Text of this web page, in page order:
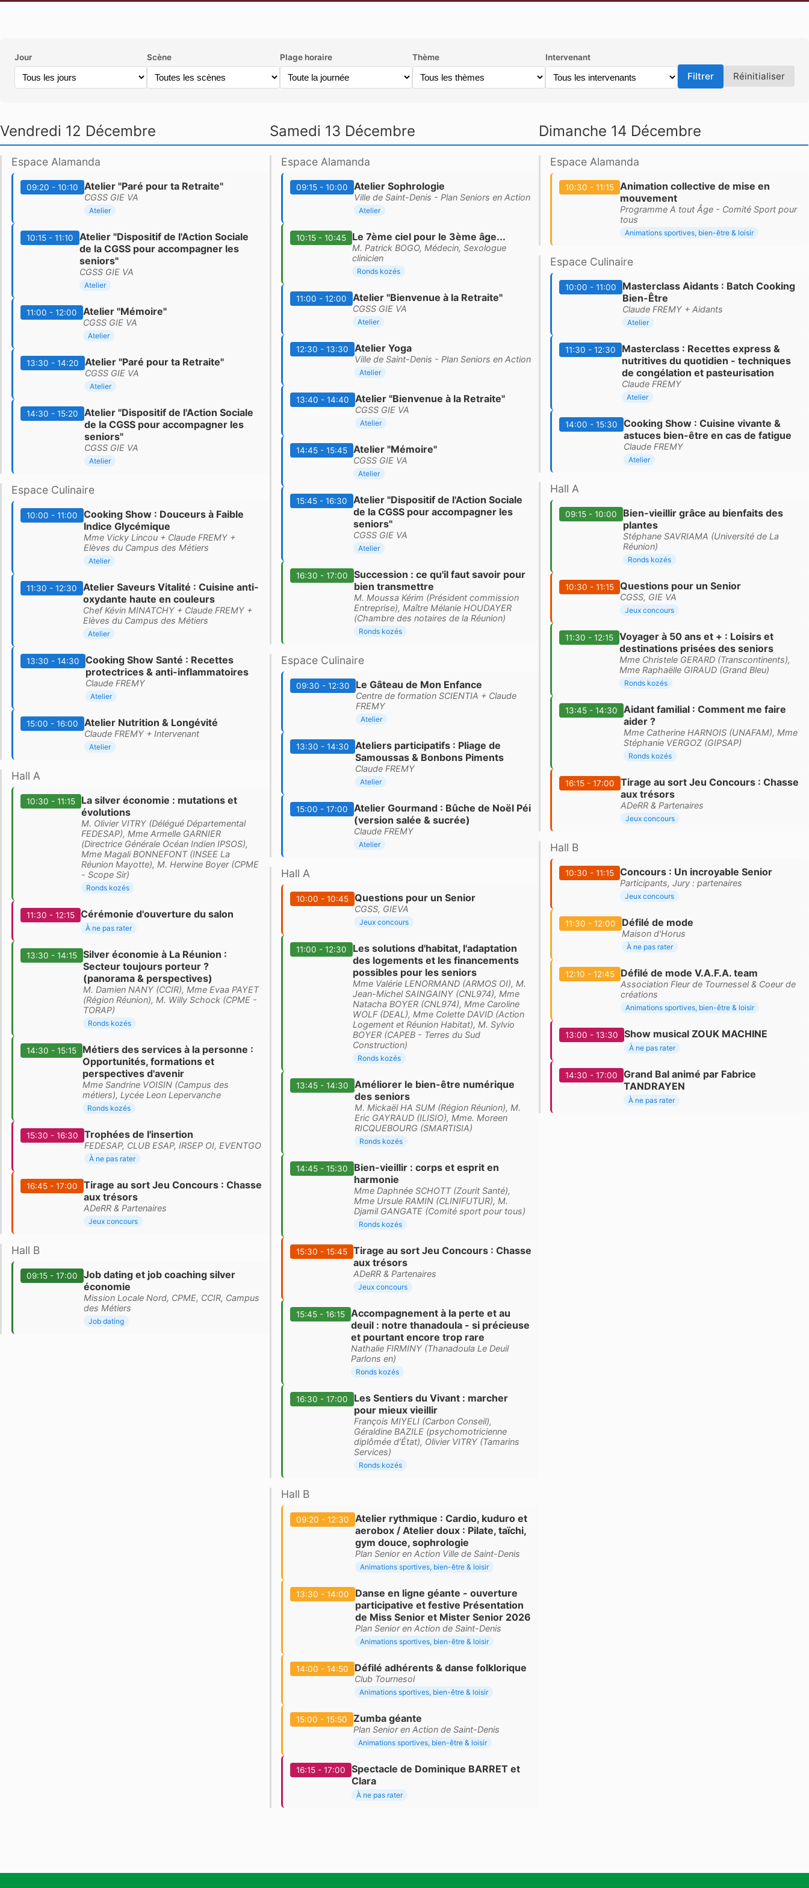
Jour Scène Plage horaire Thème Intervenant
Filtrer Réinitialiser
Vendredi 12 Décembre
Espace Alamanda
09:20 - 10:10 Atelier "Paré pour ta Retraite"
CGSS GIE VA
Atelier
10:15 - 11:10
Atelier "Dispositif de l'Action Sociale
de la CGSS pour accompagner les
seniors"
CGSS GIE VA
Atelier
11:00 - 12:00 Atelier "Mémoire"
CGSS GIE VA
Atelier
13:30 - 14:20 Atelier "Paré pour ta Retraite"
CGSS GIE VA
Atelier
14:30 - 15:20
Atelier "Dispositif de l'Action Sociale
de la CGSS pour accompagner les
seniors"
CGSS GIE VA
Atelier
Espace Culinaire
10:00 - 11:00
Cooking Show : Douceurs à Faible
Indice Glycémique
Mme Vicky Lincou + Claude FREMY +
Elèves du Campus des Métiers
Atelier
11:30 - 12:30
Atelier Saveurs Vitalité : Cuisine anti-
oxydante haute en couleurs
Chef Kévin MINATCHY + Claude FREMY +
Elèves du Campus des Métiers
Atelier
13:30 - 14:30
Cooking Show Santé : Recettes
protectrices & anti-inflammatoires
Claude FREMY
Atelier
15:00 - 16:00 Atelier Nutrition & Longévité
Claude FREMY + Intervenant
Atelier
Hall A
10:30 - 11:15
La silver économie : mutations et
évolutions
M. Olivier VITRY (Délégué Départemental
FEDESAP), Mme Armelle GARNIER
(Directrice Générale Océan Indien IPSOS),
Mme Magali BONNEFONT (INSEE La
Réunion Mayotte), M. Herwine Boyer (CPME
- Scope Sir)
Ronds kozés
11:30 - 12:15 Cérémonie d'ouverture du salon
À ne pas rater
13:30 - 14:15
Silver économie à La Réunion :
Secteur toujours porteur ?
(panorama & perspectives)
M. Damien NANY (CCIR), Mme Evaa PAYET
(Région Réunion), M. Willy Schock (CPME -
TORAP)
Ronds kozés
14:30 - 15:15
Métiers des services à la personne :
Opportunités, formations et
perspectives d'avenir
Mme Sandrine VOISIN (Campus des
métiers), Lycée Leon Lepervanche
Ronds kozés
15:30 - 16:30 Trophées de l'insertion
FEDESAP, CLUB ESAP, IRSEP OI, EVENTGO
À ne pas rater
16:45 - 17:00
Tirage au sort Jeu Concours : Chasse
aux trésors
ADeRR & Partenaires
Jeux concours
Hall B
09:15 - 17:00
Job dating et job coaching silver
économie
Mission Locale Nord, CPME, CCIR, Campus
des Métiers
Job dating
Samedi 13 Décembre
Espace Alamanda
09:15 - 10:00 Atelier Sophrologie
Ville de Saint-Denis - Plan Seniors en Action
Atelier
10:15 - 10:45 Le 7ème ciel pour le 3ème âge...
M. Patrick BOGO, Médecin, Sexologue
clinicien
Ronds kozés
11:00 - 12:00 Atelier "Bienvenue à la Retraite"
CGSS GIE VA
Atelier
12:30 - 13:30 Atelier Yoga
Ville de Saint-Denis - Plan Seniors en Action
Atelier
13:40 - 14:40 Atelier "Bienvenue à la Retraite"
CGSS GIE VA
Atelier
14:45 - 15:45 Atelier "Mémoire"
CGSS GIE VA
Atelier
15:45 - 16:30
Atelier "Dispositif de l'Action Sociale
de la CGSS pour accompagner les
seniors"
CGSS GIE VA
Atelier
16:30 - 17:00
Succession : ce qu'il faut savoir pour
bien transmettre
M. Moussa Kérim (Président commission
Entreprise), Maître Mélanie HOUDAYER
(Chambre des notaires de la Réunion)
Ronds kozés
Espace Culinaire
09:30 - 12:30 Le Gâteau de Mon Enfance
Centre de formation SCIENTIA + Claude
FREMY
Atelier
13:30 - 14:30
Ateliers participatifs : Pliage de
Samoussas & Bonbons Piments
Claude FREMY
Atelier
15:00 - 17:00
Atelier Gourmand : Bûche de Noël Péi
(version salée & sucrée)
Claude FREMY
Atelier
Hall A
10:00 - 10:45 Questions pour un Senior
CGSS, GIEVA
Jeux concours
11:00 - 12:30
Les solutions d'habitat, l'adaptation
des logements et les financements
possibles pour les seniors
Mme Valérie LENORMAND (ARMOS OI), M.
Jean-Michel SAINGAINY (CNL974), Mme
Natacha BOYER (CNL974), Mme Caroline
WOLF (DEAL), Mme Colette DAVID (Action
Logement et Réunion Habitat), M. Sylvio
BOYER (CAPEB - Terres du Sud
Construction)
Ronds kozés
13:45 - 14:30
Améliorer le bien-être numérique
des seniors
M. Mickaël HA SUM (Région Réunion), M.
Eric GAYRAUD (ILISIO), Mme. Moreen
RICQUEBOURG (SMARTISIA)
Ronds kozés
14:45 - 15:30
Bien-vieillir : corps et esprit en
harmonie
Mme Daphnée SCHOTT (Zourit Santé),
Mme Ursule RAMIN (CLINIFUTUR), M.
Djamil GANGATE (Comité sport pour tous)
Ronds kozés
15:30 - 15:45
Tirage au sort Jeu Concours : Chasse
aux trésors
ADeRR & Partenaires
Jeux concours
15:45 - 16:15
Accompagnement à la perte et au
deuil : notre thanadoula - si précieuse
et pourtant encore trop rare
Nathalie FIRMINY (Thanadoula Le Deuil
Parlons en)
Ronds kozés
16:30 - 17:00
Les Sentiers du Vivant : marcher
pour mieux vieillir
François MIYELI (Carbon Conseil),
Géraldine BAZILE (psychomotricienne
diplômée d’État), Olivier VITRY (Tamarins
Services)
Ronds kozés
Hall B
09:20 - 12:30
Atelier rythmique : Cardio, kuduro et
aerobox / Atelier doux : Pilate, taïchi,
gym douce, sophrologie
Plan Senior en Action Ville de Saint-Denis
Animations sportives, bien-être & loisir
13:30 - 14:00
Danse en ligne géante - ouverture
participative et festive Présentation
de Miss Senior et Mister Senior 2026
Plan Senior en Action de Saint-Denis
Animations sportives, bien-être & loisir
14:00 - 14:50 Défilé adhérents & danse folklorique
Club Tournesol
Animations sportives, bien-être & loisir
15:00 - 15:50 Zumba géante
Plan Senior en Action de Saint-Denis
Animations sportives, bien-être & loisir
16:15 - 17:00
Spectacle de Dominique BARRET et
Clara
À ne pas rater
Dimanche 14 Décembre
Espace Alamanda
10:30 - 11:15
Animation collective de mise en
mouvement
Programme A tout Âge - Comité Sport pour
tous
Animations sportives, bien-être & loisir
Espace Culinaire
10:00 - 11:00
Masterclass Aidants : Batch Cooking
Bien-Être
Claude FREMY + Aidants
Atelier
11:30 - 12:30
Masterclass : Recettes express &
nutritives du quotidien - techniques
de congélation et pasteurisation
Claude FREMY
Atelier
14:00 - 15:30
Cooking Show : Cuisine vivante &
astuces bien-être en cas de fatigue
Claude FREMY
Atelier
Hall A
09:15 - 10:00
Bien-vieillir grâce au bienfaits des
plantes
Stéphane SAVRIAMA (Université de La
Réunion)
Ronds kozés
10:30 - 11:15 Questions pour un Senior
CGSS, GIE VA
Jeux concours
11:30 - 12:15
Voyager à 50 ans et + : Loisirs et
destinations prisées des seniors
Mme Christele GERARD (Transcontinents),
Mme Raphaëlle GIRAUD (Grand Bleu)
Ronds kozés
13:45 - 14:30
Aidant familial : Comment me faire
aider ?
Mme Catherine HARNOIS (UNAFAM), Mme
Stéphanie VERGOZ (GIPSAP)
Ronds kozés
16:15 - 17:00
Tirage au sort Jeu Concours : Chasse
aux trésors
ADeRR & Partenaires
Jeux concours
Hall B
10:30 - 11:15 Concours : Un incroyable Senior
Participants, Jury : partenaires
Jeux concours
11:30 - 12:00 Défilé de mode
Maison d'Horus
À ne pas rater
12:10 - 12:45 Défilé de mode V.A.F.A. team
Association Fleur de Tournessel & Coeur de
créations
Animations sportives, bien-être & loisir
13:00 - 13:30 Show musical ZOUK MACHINE
À ne pas rater
14:30 - 17:00
Grand Bal animé par Fabrice
TANDRAYEN
À ne pas rater